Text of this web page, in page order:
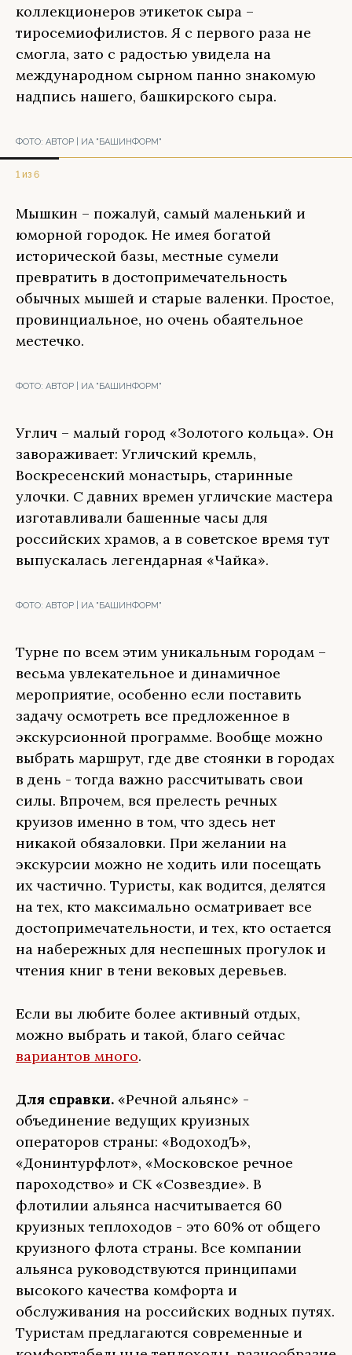
коллекционеров этикеток сыра –
тиросемиофилистов. Я с первого раза не
смогла, зато с радостью увидела на
международном сырном панно знакомую
надпись нашего, башкирского сыра.
ФОТО: АВТОР | ИА "БАШИНФОРМ"
1 из 6
Мышкин – пожалуй, самый маленький и
юморной городок. Не имея богатой
исторической базы, местные сумели
превратить в достопримечательность
обычных мышей и старые валенки. Простое,
провинциальное, но очень обаятельное
местечко.
ФОТО: АВТОР | ИА "БАШИНФОРМ"
Углич – малый город «Золотого кольца». Он
завораживает: Угличский кремль,
Воскресенский монастырь, старинные
улочки. С давних времен угличские мастера
изготавливали башенные часы для
российских храмов, а в советское время тут
выпускалась легендарная «Чайка».
ФОТО: АВТОР | ИА "БАШИНФОРМ"
Турне по всем этим уникальным городам –
весьма увлекательное и динамичное
мероприятие, особенно если поставить
задачу осмотреть все предложенное в
экскурсионной программе. Вообще можно
выбрать маршрут, где две стоянки в городах
в день - тогда важно рассчитывать свои
силы. Впрочем, вся прелесть речных
круизов именно в том, что здесь нет
никакой обязаловки. При желании на
экскурсии можно не ходить или посещать
их частично. Туристы, как водится, делятся
на тех, кто максимально осматривает все
достопримечательности, и тех, кто остается
на набережных для неспешных прогулок и
чтения книг в тени вековых деревьев.
Если вы любите более активный отдых,
можно выбрать и такой, благо сейчас
вариантов много.
Для справки. «Речной альянс» -
объединение ведущих круизных
операторов страны: «ВодоходЪ»,
«Донинтурфлот», «Московское речное
пароходство» и СК «Созвездие». В
флотилии альянса насчитывается 60
круизных теплоходов - это 60% от общего
круизного флота страны. Все компании
альянса руководствуются принципами
высокого качества комфорта и
обслуживания на российских водных путях.
Туристам предлагаются современные и